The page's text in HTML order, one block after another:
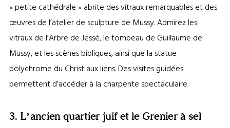
« petite cathédrale » abrite des vitraux remarquables et des
œuvres de l’atelier de sculpture de Mussy. Admirez les
vitraux de l’Arbre de Jessé, le tombeau de Guillaume de
Mussy, et les scènes bibliques, ainsi que la statue
polychrome du Christ aux liens. Des visites guidées
permettent d’accéder à la charpente spectaculaire.
3. L’ancien quartier juif et le Grenier à sel